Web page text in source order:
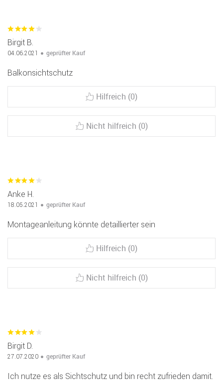
Birgit B.
04.06.2021 geprüfter Kauf
Balkonsichtschutz
Hilfreich (0)
Nicht hilfreich (0)
Anke H.
18.05.2021 geprüfter Kauf
Montageanleitung könnte detaillierter sein
Hilfreich (0)
Nicht hilfreich (0)
Birgit D.
27.07.2020 geprüfter Kauf
Ich nutze es als Sichtschutz und bin recht zufrieden damit.